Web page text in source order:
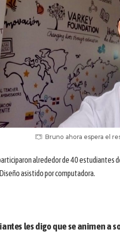
Bruno ahora espera el
alrededor de 40 estudiantes
asistido por computadora.
les digo que se animen a